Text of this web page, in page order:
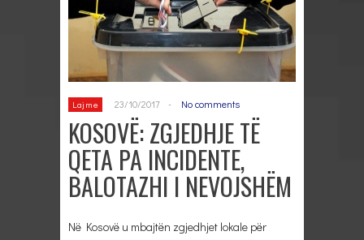
Lajme 23/10/2017 - No comments
KOSOVË: ZGJEDHJE TË
QETA PA INCIDENTE,
BALOTAZHI I NEVOJSHËM
Në Kosovë u mbajtën zgjedhjet lokale për